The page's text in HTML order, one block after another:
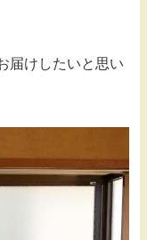
届けしたいと思い